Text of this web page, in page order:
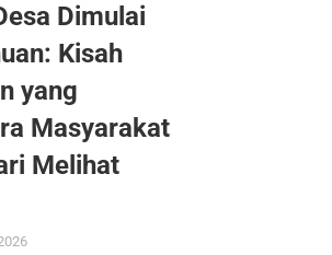
Dimulai
Kisah
yang
Masyarakat
Melihat